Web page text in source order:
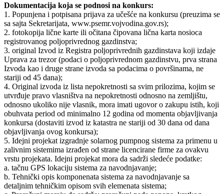
Dokumentacija koja se podnosi na konkurs:
1. Popunjena i potpisana prijava za učešće na konkursu (preuzima se
sa sajta Sekretarijata, www.psemr.vojvodina.gov.rs);
2. fotokopija lične karte ili očitana čipovana lična karta nosioca
registrovanog poljoprivrednog gazdinstva;
3. original Izvod iz Registra poljoprivrednih gazdinstava koji izdaje
Uprava za trezor (podaci o poljoprivrednom gazdinstvu, prva strana
Izvoda kao i druge strane izvoda sa podacima o površinama, ne
stariji od 45 dana);
4. Original izvoda iz lista nepokretnosti sa svim prilozima, kojim se
utvrđuje pravo vlasništva na nepokretnosti odnosno na zemljištu,
odnosno ukoliko nije vlasnik, mora imati ugovor o zakupu istih, koji
obuhvata period od minimalno 12 godina od momenta objavljivanja
konkursa (dostaviti izvod iz katastra ne stariji od 30 dana od dana
objavljivanja ovog konkursa);
5. Idejni projekat izgradnje solarnog pumpnog sistema za primenu u
zalivnim sistemima izrađen od strane licencirane firme za ovakvu
vrstu projekata. Idejni projekat mora da sadrži sledeće podatke:
a. tačnu GPS lokaciju sistema za navodnjavanje;
b. Tehnički opis komponenata sistema za navodnjavanje sa
detaljnim tehničkim opisom svih elemenata sistema;